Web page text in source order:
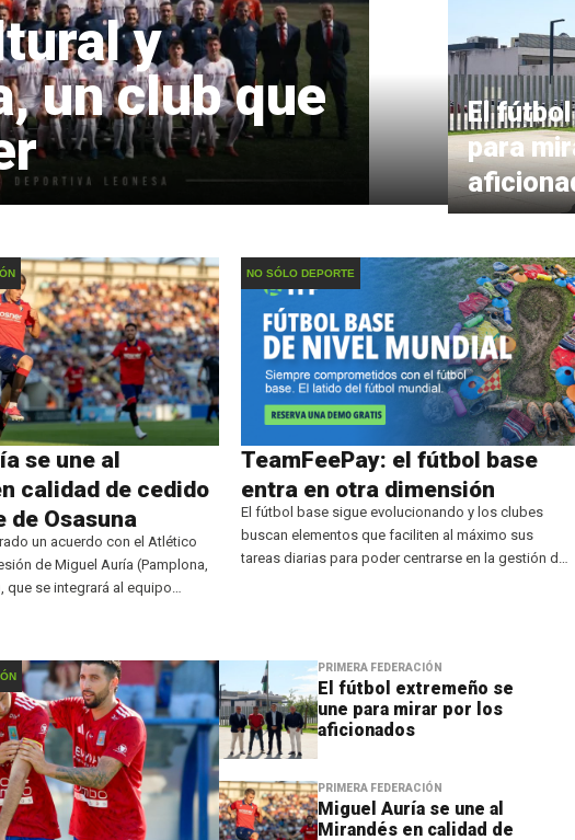
y
un club que
El
para
se une al
calidad de cedido
de Osasuna
un acuerdo con el Atlético
de Miguel Auría (Pamplona,
que se integrará al equipo
NO SÓLO DEPORTE
TeamFeePay: el fútbol base
entra en otra dimensión
El fútbol base sigue evolucionando y los clubes
buscan elementos que faciliten al máximo sus
tareas diarias para poder centrarse en la gestión de
PRIMERA FEDERACIÓN
El fútbol extremeño se
une para mirar por los
aficionados
PRIMERA FEDERACIÓN
Miguel Auría se une al
Mirandés en calidad de